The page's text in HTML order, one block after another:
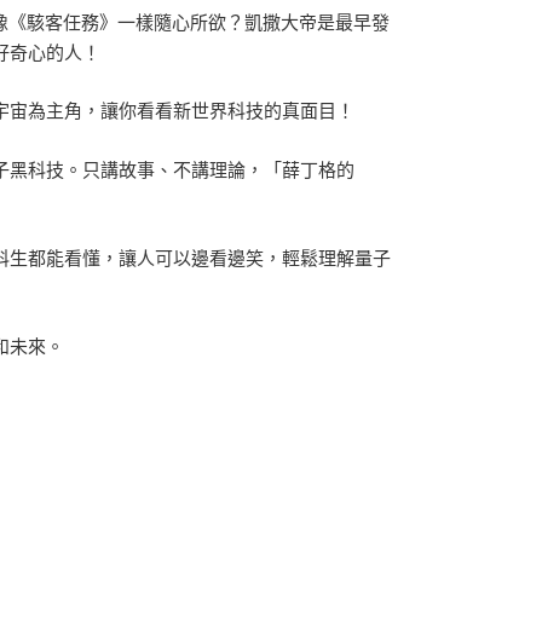
駭客任務》一樣隨心所欲？凱撒大帝是最早發
心的人！
為主角，讓你看看新世界科技的真面目！
科技。只講故事、不講理論，「薛丁格的
都能看懂，讓人可以邊看邊笑，輕鬆理解量子
未來。